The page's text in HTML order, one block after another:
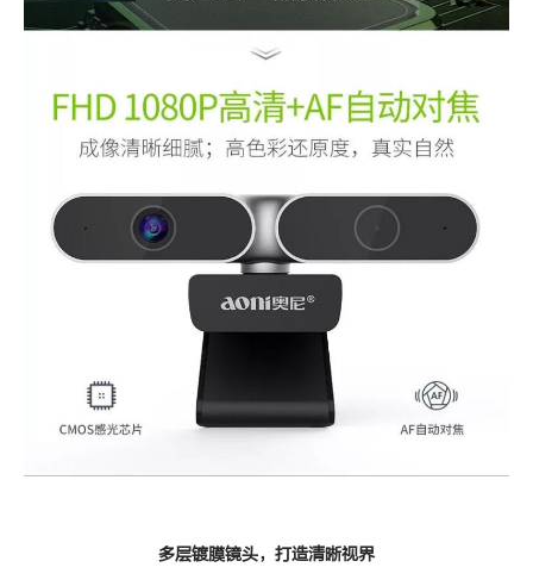
多层镀膜镜头，打造清晰视界